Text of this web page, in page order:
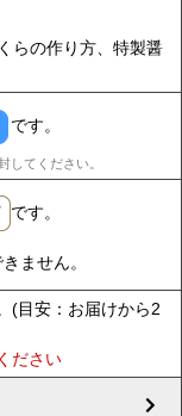
らの作り方、特製醤
です。
してください。
です。
ません。
(目安：お届けから2
ださい